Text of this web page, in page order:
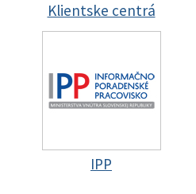
Klientske centrá
IPP